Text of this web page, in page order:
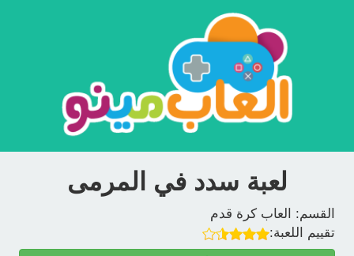
لعبة سدد في المرمى
القسم:
العاب كرة قدم
تقييم اللعبة: